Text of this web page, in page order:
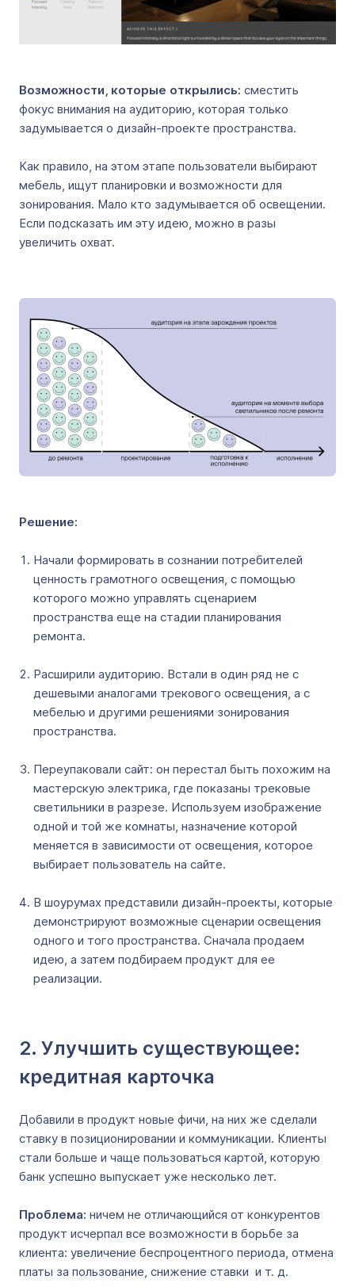
Возможности, которые открылись: сместить
фокус внимания на аудиторию, которая только
задумывается о дизайн-проекте пространства.
Как правило, на этом этапе пользователи выбирают
мебель, ищут планировки и возможности для
зонирования. Мало кто задумывается об освещении.
Если подсказать им эту идею, можно в разы
увеличить охват.
Решение:
Начали формировать в сознании потребителей
ценность грамотного освещения, с помощью
которого можно управлять сценарием
пространства еще на стадии планирования
ремонта.
Расширили аудиторию. Встали в один ряд не с
дешевыми аналогами трекового освещения, а с
мебелью и другими решениями зонирования
пространства.
Переупаковали сайт: он перестал быть похожим на
мастерскую электрика, где показаны трековые
светильники в разрезе. Используем изображение
одной и той же комнаты, назначение которой
меняется в зависимости от освещения, которое
выбирает пользователь на сайте.
В шоурумах представили дизайн-проекты, которые
демонстрируют возможные сценарии освещения
одного и того пространства. Сначала продаем
идею, а затем подбираем продукт для ее
реализации.
2. Улучшить существующее:
кредитная карточка
Добавили в продукт новые фичи, на них же сделали
ставку в позиционировании и коммуникации. Клиенты
стали больше и чаще пользоваться картой, которую
банк успешно выпускает уже несколько лет.
Проблема: ничем не отличающийся от конкурентов
продукт исчерпал все возможности в борьбе за
клиента: увеличение беспроцентного периода, отмена
платы за пользование, снижение ставки и т. д.